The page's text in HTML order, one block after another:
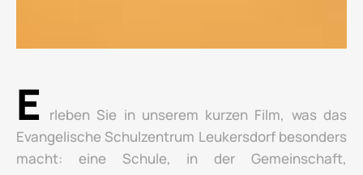
E
rleben Sie in unserem kurzen Film, was das
Evangelische Schulzentrum Leukersdorf besonders
macht: eine Schule, in der Gemeinschaft,